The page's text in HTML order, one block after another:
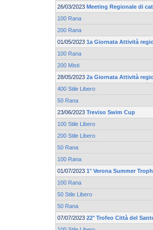
26/03/2023 Meeting Regionale di
100 Rana
200 Rana
01/05/2023 1a Giornata Attività
100 Rana
200 Misti
28/05/2023 2a Giornata Attività
400 Stile Libero
50 Rana
23/06/2023 Treviso Swim Cup
100 Stile Libero
200 Stile Libero
50 Rana
100 Rana
01/07/2023 1° Verona Summer
100 Rana
50 Stile Libero
50 Rana
07/07/2023 22° Trofeo Città del